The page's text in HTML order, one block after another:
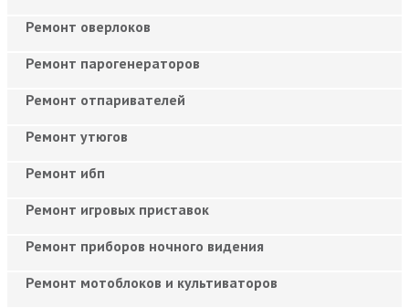
Ремонт оверлоков
Ремонт парогенераторов
Ремонт отпаривателей
Ремонт утюгов
Ремонт ибп
Ремонт игровых приставок
Ремонт приборов ночного видения
Ремонт мотоблоков и культиваторов